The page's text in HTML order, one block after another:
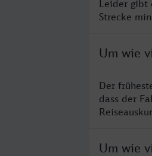
Leider gibt
Strecke
Um wie
Der
dass der
Um wie